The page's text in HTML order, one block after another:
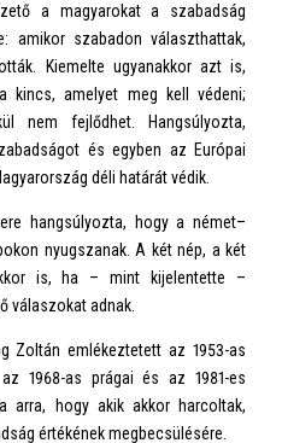
a magyarokat a szabadság
amikor szabadon választhattak,
Kiemelte ugyanakkor azt is,
kincs, amelyet meg kell védeni;
nem fejlődhet. Hangsúlyozta,
és egyben az Európai
déli határát védik.
hangsúlyozta, hogy a német–
nyugszanak. A két nép, a két
is, ha – mint kijelentette –
válaszokat adnak.
Zoltán emlékeztetett az 1953-as
1968-as prágai és az 1981-es
arra, hogy akik akkor harcoltak,
értékének megbecsülésére.